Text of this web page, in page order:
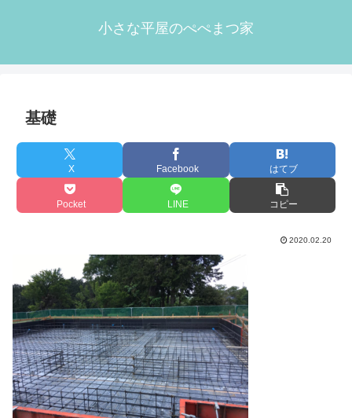
小さな平屋のぺぺまつ家
基礎
X Facebook はてブ
Pocket LINE コピー
2020.02.20